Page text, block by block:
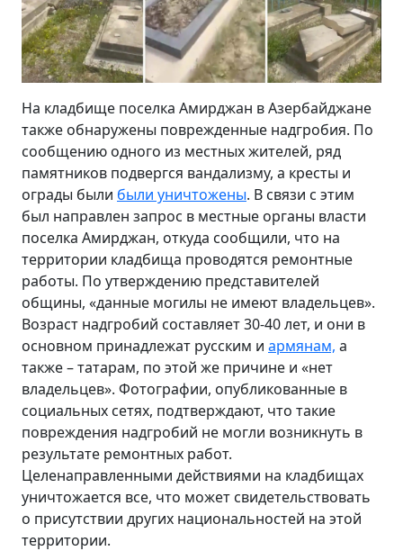
На кладбище поселка Амирджан в Азербайджане
также обнаружены поврежденные надгробия. По
сообщению одного из местных жителей, ряд
памятников подвергся вандализму, а кресты и
ограды были были уничтожены. В связи с этим
был направлен запрос в местные органы власти
поселка Амирджан, откуда сообщили, что на
территории кладбища проводятся ремонтные
работы. По утверждению представителей
общины, «данные могилы не имеют владельцев».
Возраст надгробий составляет 30-40 лет, и они в
основном принадлежат русским и армянам, а
также – татарам, по этой же причине и «нет
владельцев». Фотографии, опубликованные в
социальных сетях, подтверждают, что такие
повреждения надгробий не могли возникнуть в
результате ремонтных работ.
Целенаправленными действиями на кладбищах
уничтожается все, что может свидетельствовать
о присутствии других национальностей на этой
территории.